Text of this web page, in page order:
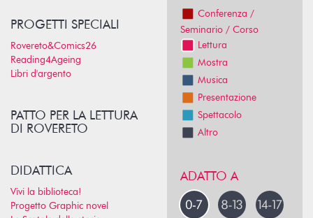
PROGETTI SPECIALI
Rovereto&Comics26
Reading4Ageing
Libri d'argento
PATTO PER LA LETTURA
DI ROVERETO
DIDATTICA
Vivi la biblioteca!
Progetto Graphic novel
Conferenza /
Seminario / Corso
Lettura
Mostra
Musica
Presentazione
Spettacolo
Altro
ADATTO A